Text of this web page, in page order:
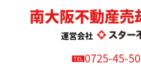
南大阪不動産売
運営会社
TEL0725-45-